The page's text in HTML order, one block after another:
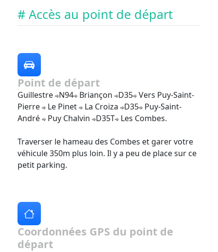
# Accès au point de départ
Point de départ
Guillestre N94 Briançon D35 Vers Puy-Saint-
Pierre
Le Pinet La Croiza D35 Puy-Saint-
André
Puy Chalvin D35T Les Combes.
Traverser le hameau des Combes et garer votre
véhicule 350m plus loin. Il y a peu de place sur ce
petit parking.
Coordonnées GPS du point de
départ